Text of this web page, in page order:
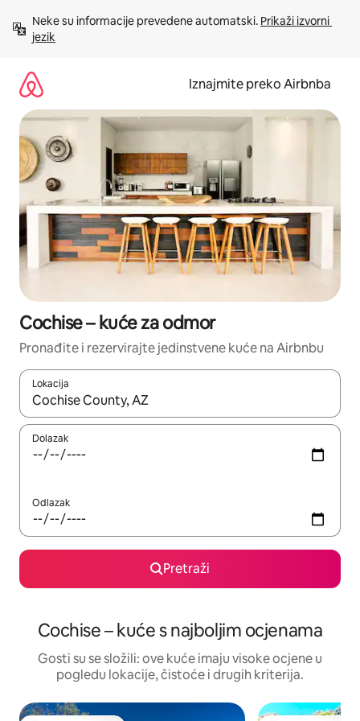
sadržaj
Neke su informacije prevedene automatski. Prikaži izvorni
jezik
Iznajmite preko Airbnba
Cochise – kuće za odmor
Pronađite i rezervirajte jedinstvene kuće na Airbnbu
Lokacija
Kada budu dostupni rezultati, moći ćete ih pregledati
Dolazak
Odlazak
Pretraži
Cochise – kuće s najboljim ocjenama
Gosti su se složili: ove kuće imaju visoke ocjene u
pogledu lokacije, čistoće i drugih kriterija.